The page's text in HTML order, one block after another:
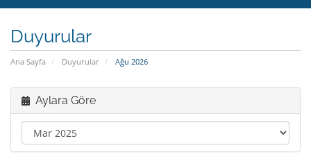
Duyurular
Ana Sayfa Duyurular Ağu 2026
Aylara Göre